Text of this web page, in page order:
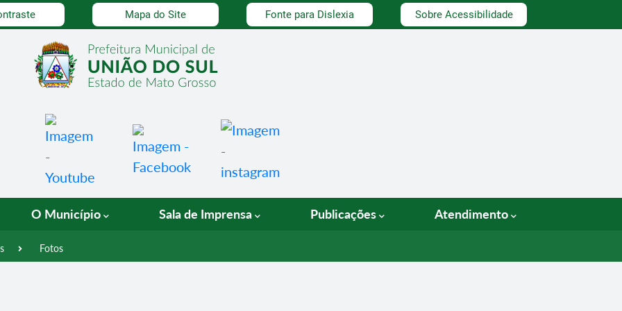
Mapa do Site Fonte para Dislexia Sobre Acessibilidade
O Município Sala de Imprensa Publicações Atendimento
Fotos